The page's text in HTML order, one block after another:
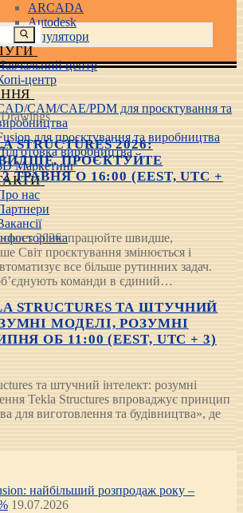
ARCADA
Autodesk
3D маніпулятори
центр
центр
CAM/CAE/PDM для проєктування та
для проєктування та виробництва
виробництва
Маркетинг
нас
STRUCTURES 2026:
ПРОЄКТУЙТЕ
О 16:00 (EEST, UTC +
2026: працюйте швидше,
Світ проєктування змінюється і
все більше рутинних задач.
команди в єдиний…
STRUCTURES ТА ШТУЧНИЙ
МОДЕЛІ, РОЗУМНІ
ОБ 11:00 (EEST, UTC + 3)
та штучний інтелект: розумні
Tekla Structures впроваджує принцип
для виготовлення та будівництва», де
найбільший розпродаж року –
19.07.2026